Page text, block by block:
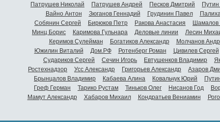
Патрушев Николай
Патрушев Андрей Песков Дмитрий
Вайно Антон
Зюганов Геннадий Грудинин Павел
Собянин Сергей
Бирюков Петр Ракова Анастасия
Шамалов
Минц Борис
Каримова Гульнара Деловые линии
Лесин
Керимов Сулейман
Богатиков Александр
Молчанов
Южилин Виталий
Дом.РФ Ротенберг Роман
Цивилев Сергей
Судариков Сергей
Сечин Игорь Евтушенков Владимир
Ростехнадзор
Усс Александр Григорьев Александр
Азаров
Брынцалов Владимир
Кабаева Алина Ковальчук Юрий
Греф Герман
Тарико Рустам Тиньков Олег Нисанов Год
Мамут Александр
Хабаров Михаил Кондратьев Вениамин